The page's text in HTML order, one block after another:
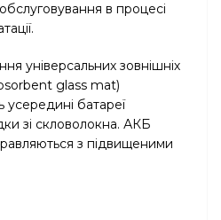
в процесі
універсальних зовнішніх
glass mat)
усередині батареї
зі скловолокна. АКБ
з підвищеними